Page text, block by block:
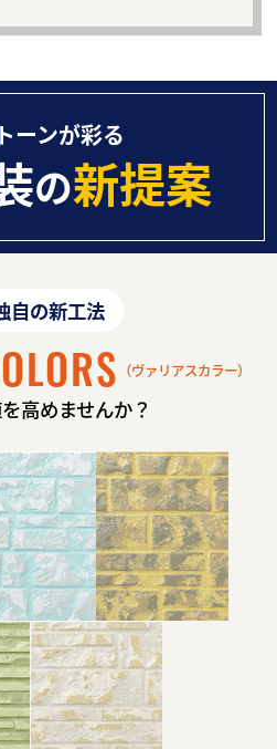
ーンが彩る
の新提案
自の新工法
（ヴァリアスカラー）
高めませんか？